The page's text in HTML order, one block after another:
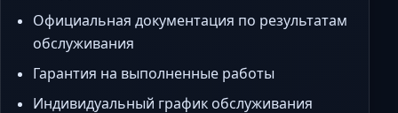
Официальная документация по результатам
обслуживания
Гарантия на выполненные работы
Индивидуальный график обслуживания